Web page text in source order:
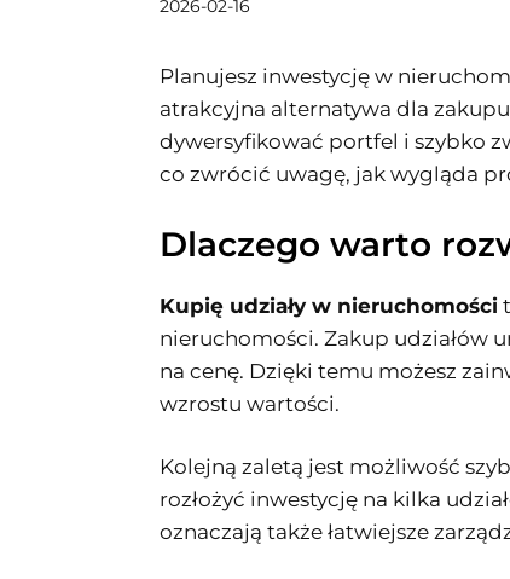
2026-02-16
Planujesz inwestycję w
atrakcyjna alternatywa dla
dywersyfikować portfel i szybko
co zwrócić uwagę, jak wygląda
Dlaczego warto
Kupię udziały w nieruchomości
nieruchomości. Zakup udziałów
na cenę. Dzięki temu możesz
wzrostu wartości.
Kolejną zaletą jest możliwość
rozłożyć inwestycję na kilka
oznaczają także łatwiejsze